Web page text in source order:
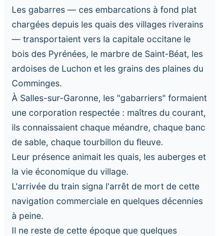
Les gabarres — ces embarcations à fond plat
chargées depuis les quais des villages riverains
— transportaient vers la capitale occitane le
bois des Pyrénées, le marbre de Saint-Béat, les
ardoises de Luchon et les grains des plaines du
Comminges.
À Salles-sur-Garonne, les "gabarriers" formaient
une corporation respectée : maîtres du courant,
ils connaissaient chaque méandre, chaque banc
de sable, chaque tourbillon du fleuve.
Leur présence animait les quais, les auberges et
la vie économique du village.
L'arrivée du train signa l'arrêt de mort de cette
navigation commerciale en quelques décennies
à peine.
Il ne reste de cette époque que quelques